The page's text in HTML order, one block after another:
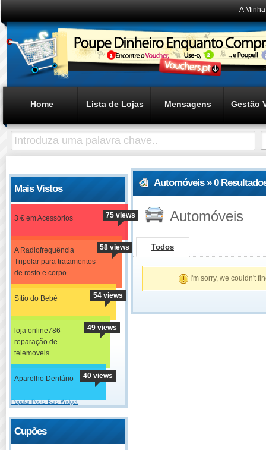
A
Home Lista de Lojas Mensagens Gestão
Mais Vistos
3 € em Acessórios 75 views
A Radiofrequência
Tripolar para tratamentos
de rosto e corpo
58 views
Sítio do Bebé 54 views
loja online786
reparação de
telemoveis
49 views
Aparelho Dentário 40 views
Popular Posts Bars Widget
Cupões
Automóveis » 0
Automóveis
Todos
I'm sorry, we couldn't